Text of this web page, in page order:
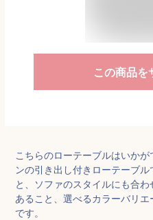
この商品を
こちらのローテーブルはいか
ンの引き出し付きローテーブ
と、ソファのスタイルにも合
あること、選べるカラーバリ
です。